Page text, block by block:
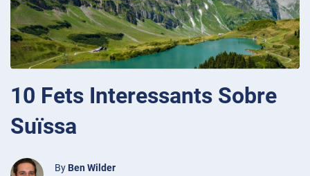
10 Fets Interessants Sobre
Suïssa
By Ben Wilder